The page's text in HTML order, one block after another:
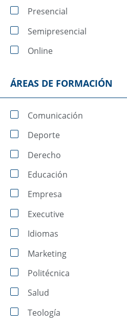
Presencial
Semipresencial
Online
ÁREAS DE FORMACIÓN
Comunicación
Deporte
Derecho
Educación
Empresa
Executive
Idiomas
Marketing
Politécnica
Salud
Teología